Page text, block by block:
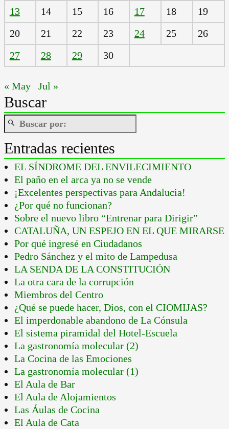
13
14 15 16 17 18
19
20
21 22 23 24 25
26
27
28 29 30
« May Jul »
Buscar
Entradas recientes
EL SÍNDROME DEL ENVILECIMIENTO
El paño en el arca ya no se vende
¡Excelentes perspectivas para Andalucia!
¿Por qué no funcionan?
Sobre el nuevo libro “Entrenar para Dirigir”
CATALUÑA, UN ESPEJO EN EL QUE MIRARSE
Por qué ingresé en Ciudadanos
Pedro Sánchez y el mito de Lampedusa
LA SENDA DE LA CONSTITUCIÓN
La otra cara de la corrupción
Miembros del Centro
¿Qué se puede hacer, Dios, con el CIOMIJAS?
El imperdonable abandono de La Cónsula
El sistema piramidal del Hotel-Escuela
La gastronomía molecular (2)
La Cocina de las Emociones
La gastronomía molecular (1)
El Aula de Bar
El Aula de Alojamientos
Las Áulas de Cocina
El Aula de Cata